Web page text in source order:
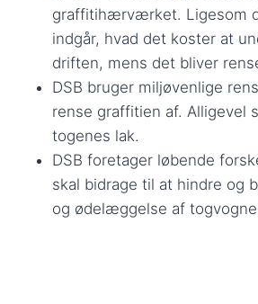
graffitihærværket. Ligesom
indgår, hvad det koster at
driften, mens det bliver
DSB bruger miljøvenlige
rense graffitien af. Alligevel
togenes lak.
DSB foretager løbende
skal bidrage til at hindre og
og ødelæggelse af